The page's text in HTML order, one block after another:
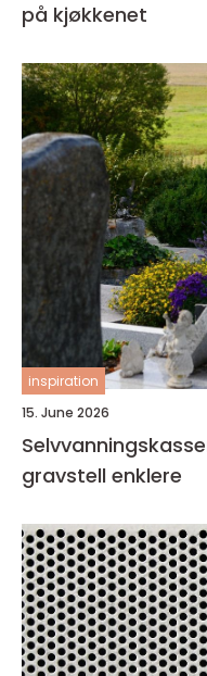
på kjøkkenet
inspiration
15. June 2026
gravstell enklere